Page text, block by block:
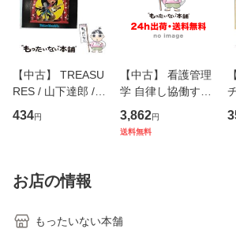
【中古】 TREASU
RES / 山下達郎 /
イーストウエス
ト・ジャパン [CD]
434円
【中古】 看護管理
学 自律し協働する
専門職の看護マネ
ジメントスキル 改
3,862円
送料無料
お店の情報
もったいない本舗